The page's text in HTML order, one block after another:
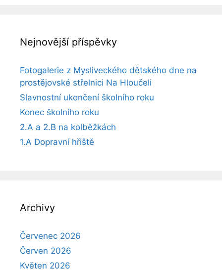
Nejnovější příspěvky
Fotogalerie z Mysliveckého dětského dne na
prostějovské střelnici Na Hloučeli
Slavnostní ukončení školního roku
Konec školního roku
2.A a 2.B na kolběžkách
1.A Dopravní hřiště
Archivy
Červenec 2026
Červen 2026
Květen 2026